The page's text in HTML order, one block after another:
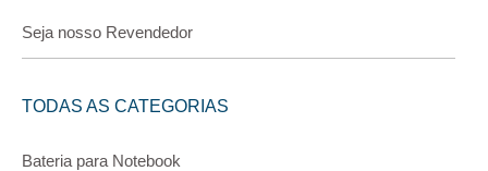
Seja nosso Revendedor
TODAS AS CATEGORIAS
Bateria para Notebook